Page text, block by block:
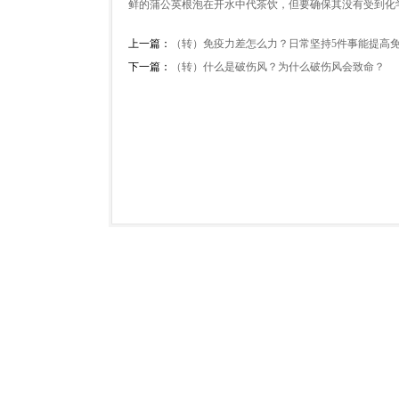
鲜的蒲公英根泡在开水中代茶饮，但要确保其没有受到化
上一篇：
（转）免疫力差怎么力？日常坚持5件事能提高
下一篇：
（转）什么是破伤风？为什么破伤风会致命？